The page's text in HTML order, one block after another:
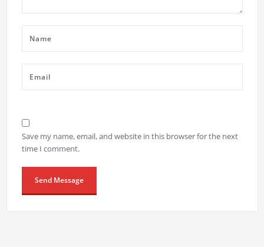
Save my name, email, and website in this browser for the next
time I comment.